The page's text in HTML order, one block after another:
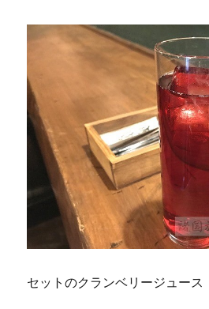
セットのクランベリージュース